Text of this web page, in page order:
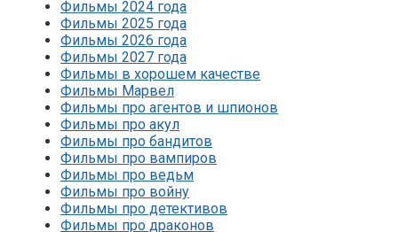
Фильмы 2024 года
Фильмы 2025 года
Фильмы 2026 года
Фильмы 2027 года
Фильмы в хорошем качестве
Фильмы Марвел
Фильмы про агентов и шпионов
Фильмы про акул
Фильмы про бандитов
Фильмы про вампиров
Фильмы про ведьм
Фильмы про войну
Фильмы про детективов
Фильмы про драконов